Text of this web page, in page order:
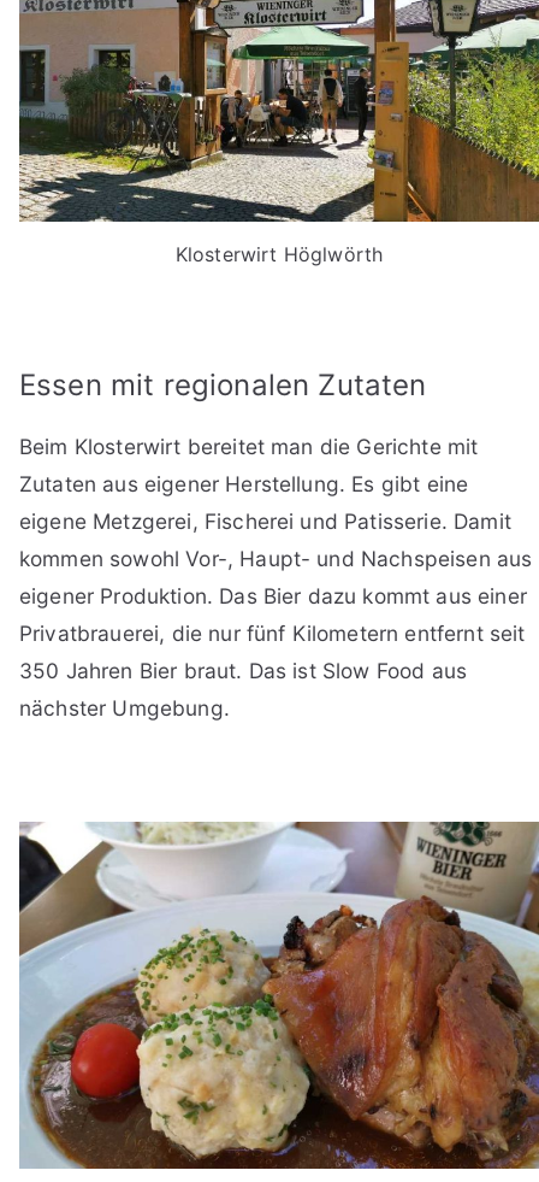
Klosterwirt Höglwörth
Essen mit regionalen Zutaten
Beim Klosterwirt bereitet man die Gerichte mit
Zutaten aus eigener Herstellung. Es gibt eine
eigene Metzgerei, Fischerei und Patisserie. Damit
kommen sowohl Vor-, Haupt- und Nachspeisen aus
eigener Produktion. Das Bier dazu kommt aus einer
Privatbrauerei, die nur fünf Kilometern entfernt seit
350 Jahren Bier braut. Das ist Slow Food aus
nächster Umgebung.